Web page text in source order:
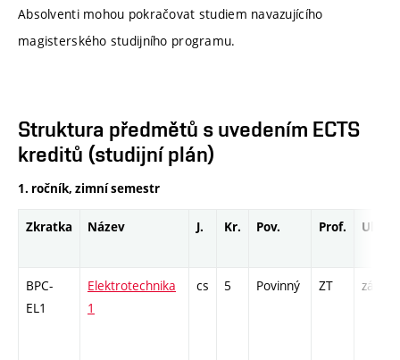
Absolventi mohou pokračovat studiem navazujícího
magisterského studijního programu.
Struktura předmětů s uvedením ECTS
kreditů (studijní plán)
1. ročník, zimní semestr
Zkratka Název J. Kr. Pov. Prof. Uk.
BPC-
EL1
Elektrotechnika
1
cs 5 Povinný ZT zá,zk